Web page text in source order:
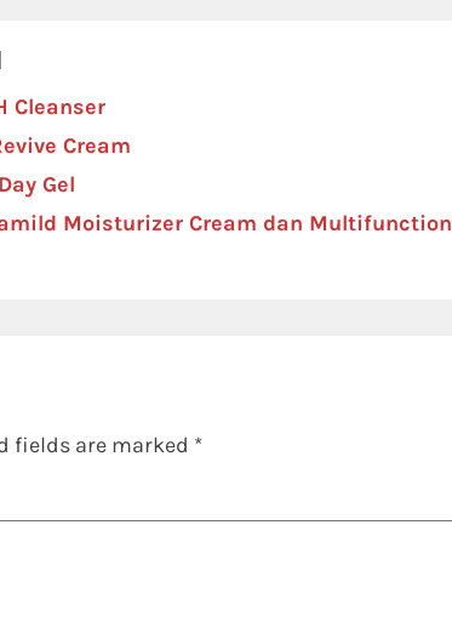
Cleanser
Cream
Gel
Moisturizer Cream dan Multifunction
fields are marked *